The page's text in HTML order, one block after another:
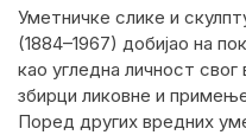
Уметничке слике и
(1884–1967) добијао на
као угледна личност
збирци ликовне и
Поред других вредних